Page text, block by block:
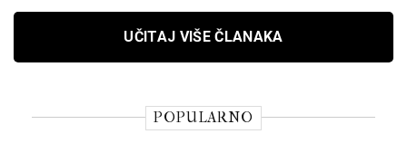
UČITAJ VIŠE ČLANAKA
POPULARNO